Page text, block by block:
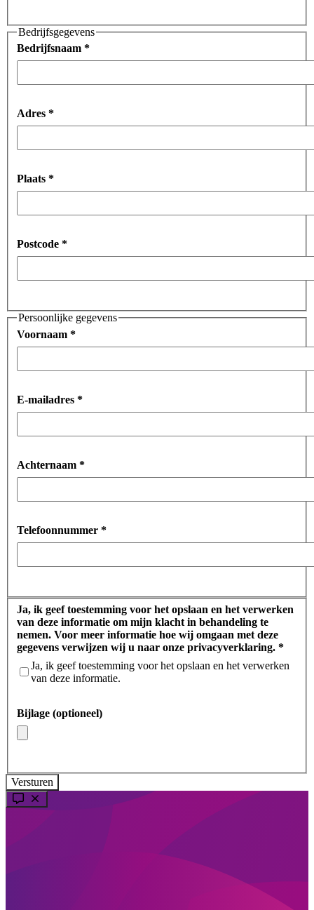
Bedrijfsgegevens
Bedrijfsnaam *
Adres *
Plaats *
Postcode *
Persoonlijke gegevens
Voornaam *
E-mailadres *
Achternaam *
Telefoonnummer *
Ja, ik geef toestemming voor het opslaan en het verwerken
van deze informatie om mijn klacht in behandeling te
nemen. Voor meer informatie hoe wij omgaan met deze
gegevens verwijzen wij u naar onze privacyverklaring. *
Ja, ik geef toestemming voor het opslaan en het verwerken
van deze informatie.
Bijlage (optioneel)